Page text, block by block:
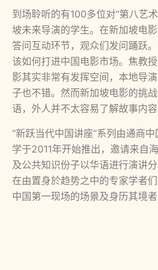
到场聆听的有100多位对“第八艺
坡未来导演的学生。在新加坡电
答问互动环节，观众们发问踊跃
该如何打进中国电影市场。焦教
影其实非常有发挥空间，本地导
子也不错。然而新加坡电影的挑
语，外人并不太容易了解故事内容
“新跃当代中国讲座”系列由通商
学于2011年开始推出，邀请来自
及公共知识份子以华语进行演讲
在由置身於趋势之中的专家学者
中国第一现场的场景及身历其境者